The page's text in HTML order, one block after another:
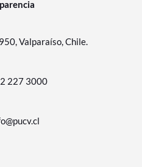
Valparaíso, Chile.
227 3000